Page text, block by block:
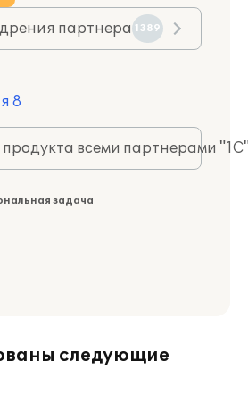
партнера 1389
8
всеми партнерами
задача
следующие